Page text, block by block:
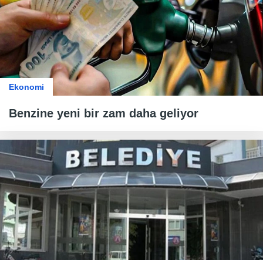
Ekonomi
Benzine yeni bir zam daha geliyor